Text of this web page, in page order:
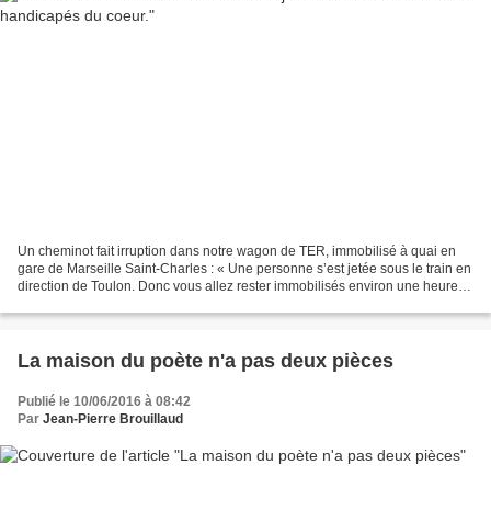
Un cheminot fait irruption dans notre wagon de TER, immobilisé à quai en
gare de Marseille Saint-Charles : « Une personne s’est jetée sous le train en
direction de Toulon. Donc vous allez rester immobilisés environ une heure et
La maison du poète n'a pas deux pièces
Publié le 10/06/2016 à 08:42
Par Jean-Pierre Brouillaud